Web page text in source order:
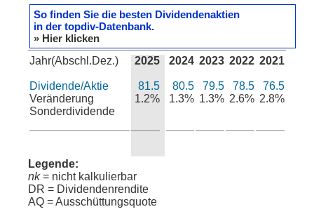
So finden Sie die besten Dividendenaktien
in der topdiv-Datenbank.
» Hier klicken
Jahr(Abschl.Dez.)
Dividende/Aktie
Veränderung
Sonderdividende
2025
81.5
1.2%
2024
80.5
1.3%
2023
79.5
1.3%
2022
78.5
2.6%
2021
76.5
2.8%
Legende:
nk= nicht kalkulierbar
DR = Dividendenrendite
AQ = Ausschüttungsquote